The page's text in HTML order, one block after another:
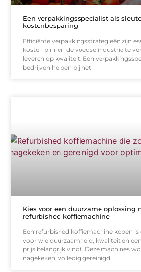
Een verpakkingsspecialist als
kostenbesparing
Efficiënte verpakkingsstrategieën zijn
kosten binnen de voedselindustrie te
leveren op kwaliteit. Een
bedrijven helpen bij het
Kies voor een duurzame oplossing
refurbished koffiemachine
Een refurbished koffiemachine kopen is
voor wie duurzaamheid, kwaliteit en
prijs belangrijk vindt. Deze machines
nagekeken, volledig gereinigd